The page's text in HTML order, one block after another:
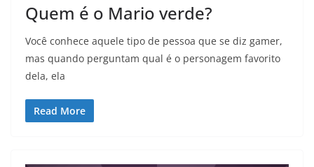
Quem é o Mario verde?
Você conhece aquele tipo de pessoa que se diz gamer,
mas quando perguntam qual é o personagem favorito
dela, ela
Read More